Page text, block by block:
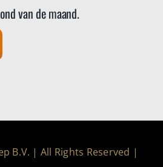
van de maand.
B.V. | All Rights Reserved |